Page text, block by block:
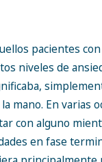
pacientes con
niveles de
mano. En varias
con alguno
en fase